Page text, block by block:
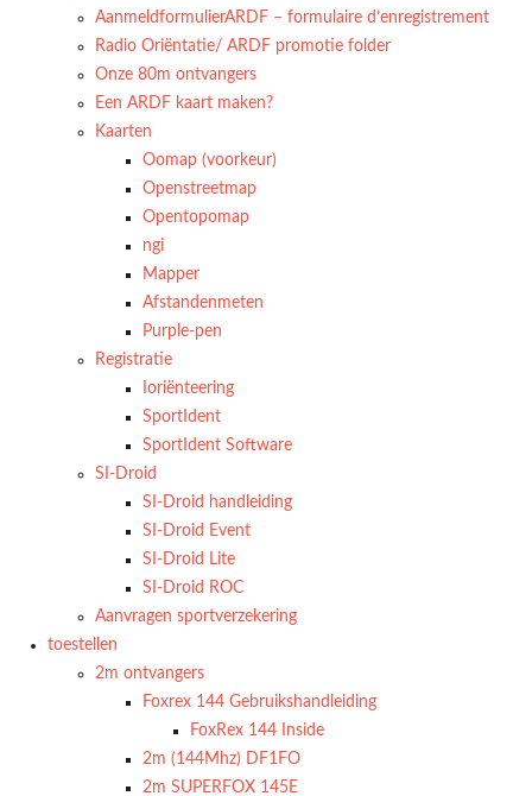
AanmeldformulierARDF – formulaire d’enregistrement
Radio Oriëntatie/ ARDF promotie folder
Onze 80m ontvangers
Een ARDF kaart maken?
Kaarten
Oomap (voorkeur)
Openstreetmap
Opentopomap
ngi
Mapper
Afstandenmeten
Purple-pen
Registratie
Ioriënteering
SportIdent
SportIdent Software
SI-Droid
SI-Droid handleiding
SI-Droid Event
SI-Droid Lite
SI-Droid ROC
Aanvragen sportverzekering
toestellen
2m ontvangers
Foxrex 144 Gebruikshandleiding
FoxRex 144 Inside
2m (144Mhz) DF1FO
2m SUPERFOX 145E